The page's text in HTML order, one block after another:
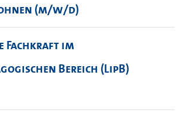
(m/w/d)
Fachkraft im
Bereich (LipB)